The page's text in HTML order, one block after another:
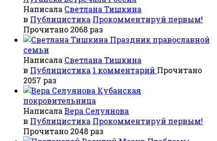
Написала Светлана Тишкина
в Публицистика Прокомментируй первым!
Прочитано 2068 раз
Праздник православной
семьи
Написала Светлана Тишкина
в Публицистика 1 комментарий Прочитано
2057 раз
Кубанская
покровительница
НаписалаВера Селуянова
в Публицистика Прокомментируй первым!
Прочитано 2048 раз